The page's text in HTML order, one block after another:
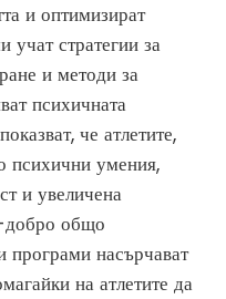
и оптимизират
учат стратегии за
и методи за
психичната
че атлетите,
психични умения,
и увеличена
добро общо
програми насърчават
на атлетите да